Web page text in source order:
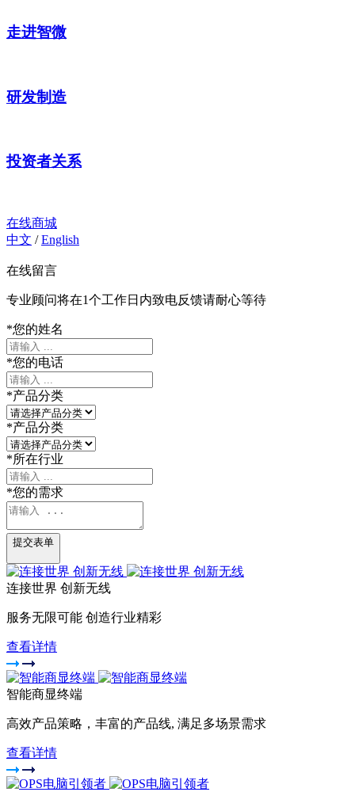
走进智微
研发制造
投资者关系
在线商城
中文 /English
在线留言
专业顾问将在1个工作日内致电反馈请耐心等待
*您的姓名
*您的电话
*产品分类
*产品分类
*所在行业
*您的需求
提交表单
连接世界 创新无线
服务无限可能 创造行业精彩
查看详情
智能商显终端
高效产品策略，丰富的产品线, 满足多场景需求
查看详情